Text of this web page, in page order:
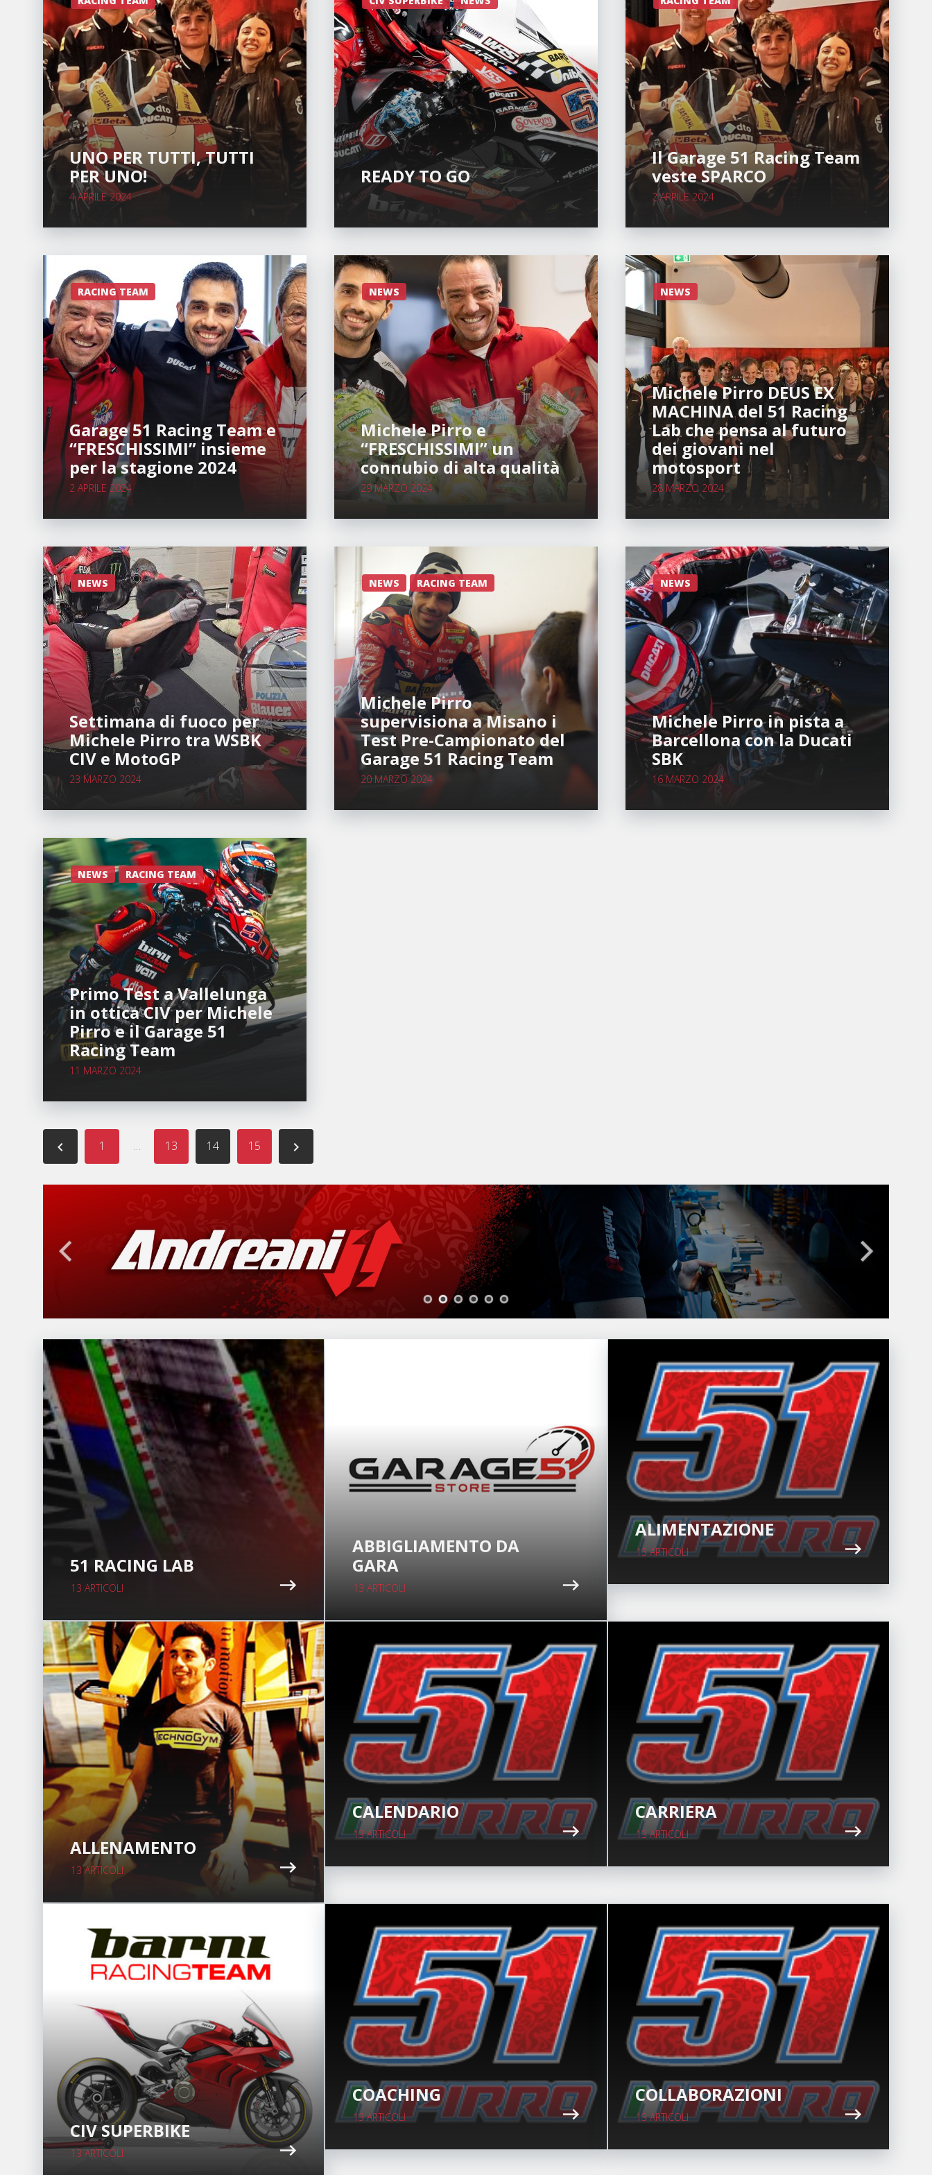
UNO PER TUTTI, TUTTI
PER UNO!
4 APRILE 2024
READY TO GO
Il Garage 51 Racing Team
veste SPARCO
2 APRILE 2024
RACING TEAM
Garage 51 Racing Team e
“FRESCHISSIMI” insieme
per la stagione 2024
2 APRILE 2024
NEWS
Michele Pirro e
“FRESCHISSIMI” un
connubio di alta qualità
29 MARZO 2024
NEWS
Michele Pirro DEUS EX
MACHINA del 51 Racing
Lab che pensa al futuro
dei giovani nel
motosport
28 MARZO 2024
NEWS
Settimana di fuoco per
Michele Pirro tra WSBK
CIV e MotoGP
23 MARZO 2024
NEWS RACING TEAM
Michele Pirro
supervisiona a Misano i
Test Pre-Campionato del
Garage 51 Racing Team
20 MARZO 2024
NEWS
Michele Pirro in pista a
Barcellona con la Ducati
SBK
16 MARZO 2024
NEWS RACING TEAM
Primo Test a Vallelunga
in ottica CIV per Michele
Pirro e il Garage 51
Racing Team
11 MARZO 2024
Paginazione
degli
articoli
navigate_before 1 … 13 14 15 navigate_next
51 RACING LAB
13 ARTICOLI
ABBIGLIAMENTO DA
GARA
13 ARTICOLI
ALIMENTAZIONE
13 ARTICOLI
ALLENAMENTO
13 ARTICOLI
CALENDARIO
13 ARTICOLI
CARRIERA
13 ARTICOLI
CIV SUPERBIKE
13 ARTICOLI
COACHING
13 ARTICOLI
COLLABORAZIONI
13 ARTICOLI